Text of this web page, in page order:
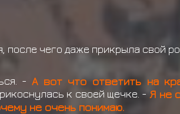
после чего даже прикрыла свой
- А вот что ответить на
к своей щечке. -Я не
не очень понимаю.